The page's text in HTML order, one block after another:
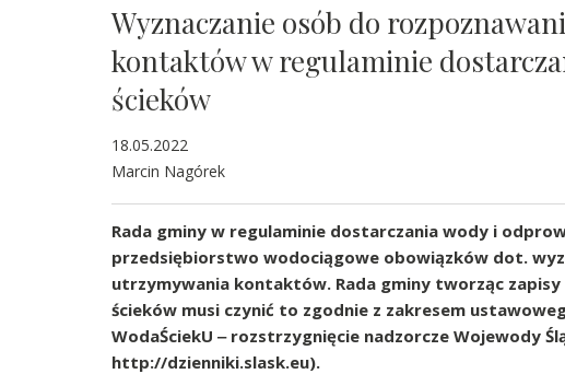
Wyznaczanie osób do
kontaktów w regulaminie
ścieków
18.05.2022
Marcin Nagórek
Rada gminy w regulaminie dostarczania wody i
przedsiębiorstwo wodociągowe obowiązków dot.
utrzymywania kontaktów. Rada gminy tworząc
ścieków musi czynić to zgodnie z zakresem
WodaŚciekU ‒ rozstrzygnięcie nadzorcze Wojewody
http://dzienniki.slask.eu).